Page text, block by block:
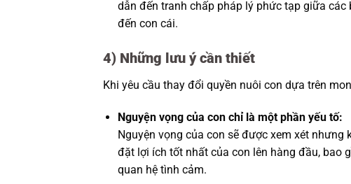
dẫn đến tranh chấp pháp lý phức tạp giữa
đến con cái.
4) Những lưu ý cần thiết
Khi yêu cầu thay đổi quyền nuôi con dựa trên
Nguyện vọng của con chỉ là một phần yếu tố:
Nguyện vọng của con sẽ được xem xét
đặt lợi ích tốt nhất của con lên hàng đầu, bao
quan hệ tình cảm.